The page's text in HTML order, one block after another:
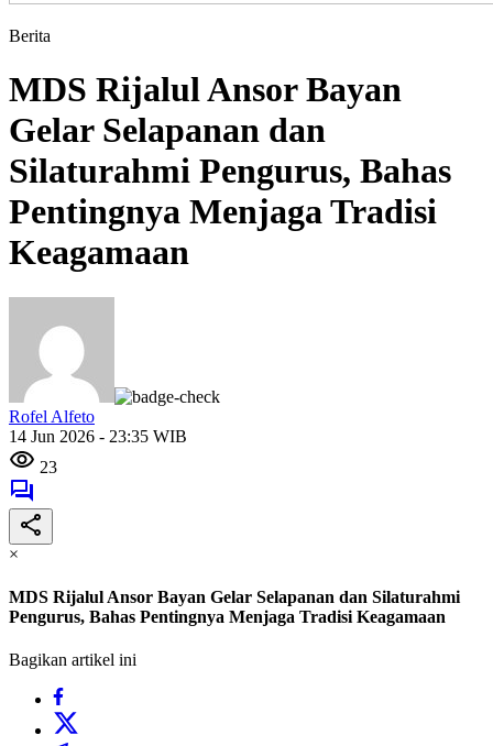
Berita
MDS Rijalul Ansor Bayan
Gelar Selapanan dan
Silaturahmi Pengurus, Bahas
Pentingnya Menjaga Tradisi
Keagamaan
Rofel Alfeto
14 Jun 2026 - 23:35 WIB
23
×
MDS Rijalul Ansor Bayan Gelar Selapanan dan Silaturahmi
Pengurus, Bahas Pentingnya Menjaga Tradisi Keagamaan
Bagikan artikel ini